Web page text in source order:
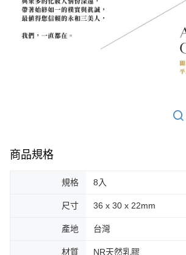
商品規格
規格 8入
尺寸 36 x 30 x 22mm
產地 台灣
材質 NR天然乳膠